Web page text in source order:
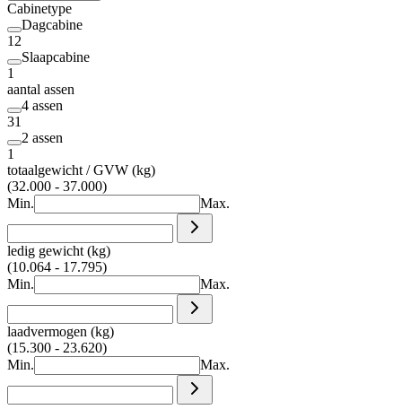
Cabinetype
Dagcabine
12
Slaapcabine
1
aantal assen
4 assen
31
2 assen
1
totaalgewicht / GVW (kg)
(32.000 - 37.000)
Min.
Max.
ledig gewicht (kg)
(10.064 - 17.795)
Min.
Max.
laadvermogen (kg)
(15.300 - 23.620)
Min.
Max.